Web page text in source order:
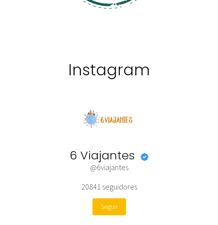
Instagram
6 Viajantes
@6viajantes
20841 seguidores
Seguir